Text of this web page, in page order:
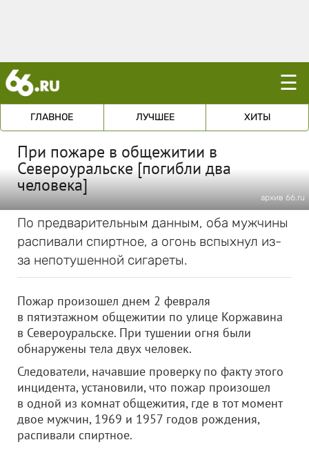
☰
ГЛАВНОЕ ЛУЧШЕЕ ХИТЫ
При пожаре в общежитии в
Североуральске [погибли два
человека]
архив 66.ru
По предварительным данным, оба мужчины
распивали спиртное, а огонь вспыхнул из-
за непотушенной сигареты.
Пожар произошел днем 2 февраля
в пятиэтажном общежитии по улице Коржавина
в Североуральске. При тушении огня были
обнаружены тела двух человек.
Следователи, начавшие проверку по факту этого
инцидента, установили, что пожар произошел
в одной из комнат общежития, где в тот момент
двое мужчин, 1969 и 1957 годов рождения,
распивали спиртное.